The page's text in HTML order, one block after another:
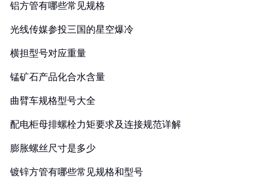
铝方管有哪些常见规格
光线传媒参投三国的星空爆冷
横担型号对应重量
锰矿石产品化合水含量
曲臂车规格型号大全
配电柜母排螺栓力矩要求及连接规范详解
膨胀螺丝尺寸是多少
镀锌方管有哪些常见规格和型号